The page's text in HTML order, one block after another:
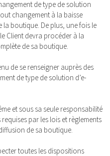
de type de solution
changement à la baisse
boutique. De plus, une fois le
Client devra procéder à la
de sa boutique.
de se renseigner auprès des
de type de solution d’e-
et sous sa seule responsabilité
par les lois et règlements
de sa boutique.
toutes les dispositions